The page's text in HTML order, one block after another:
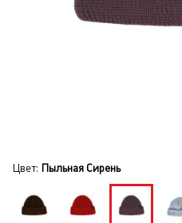
Цвет: Пыльная Сирень